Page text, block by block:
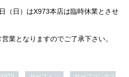
（日）はX973本店は臨時休業とさせ
業となりますのでご了承下さい。